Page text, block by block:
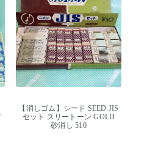
【消しゴム】シード SEED JIS
セット スリートーン GOLD
砂消し 510